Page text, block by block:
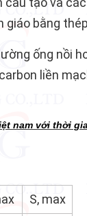
giáo bằng
ống nồi
liền
nam với thời
S, max